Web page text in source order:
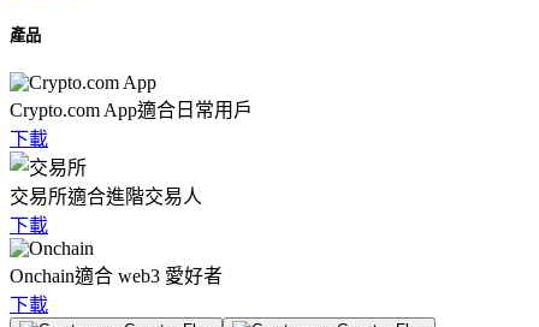
產品
Crypto.com App適合日常用戶
下載
交易所適合進階交易人
下載
Onchain適合 web3 愛好者
下載